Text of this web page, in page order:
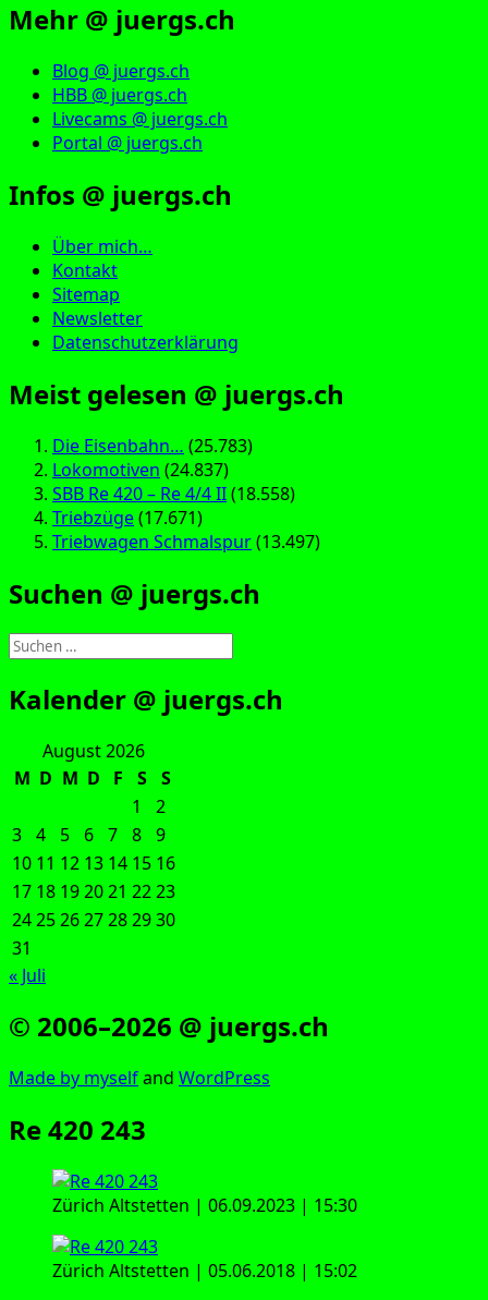
Mehr @ juergs.ch
Blog @ juergs.ch
HBB @ juergs.ch
Livecams @ juergs.ch
Portal @ juergs.ch
Infos @ juergs.ch
Über mich…
Kontakt
Sitemap
Newsletter
Datenschutzerklärung
Meist gelesen @ juergs.ch
Die Eisenbahn… (25.783)
Lokomotiven (24.837)
SBB Re 420 – Re 4/4 II(18.558)
Triebzüge(17.671)
Triebwagen Schmalspur(13.497)
Suchen @ juergs.ch
Suchen
nach:
Kalender @ juergs.ch
August 2026
M D M D F S
S
1
2
3 4 5 6 7 8 9
10 11 12 13 14 15 16
17 18 192021 2223
24252627282930
31
« Juli
© 2006–2026 @ juergs.ch
Made by mys­elfand Word­Press
Re 420 243
Zürich Alt­stet­ten | 06.09.2023 | 15:30
Zürich Alt­stet­ten | 05.06.2018 | 15:02